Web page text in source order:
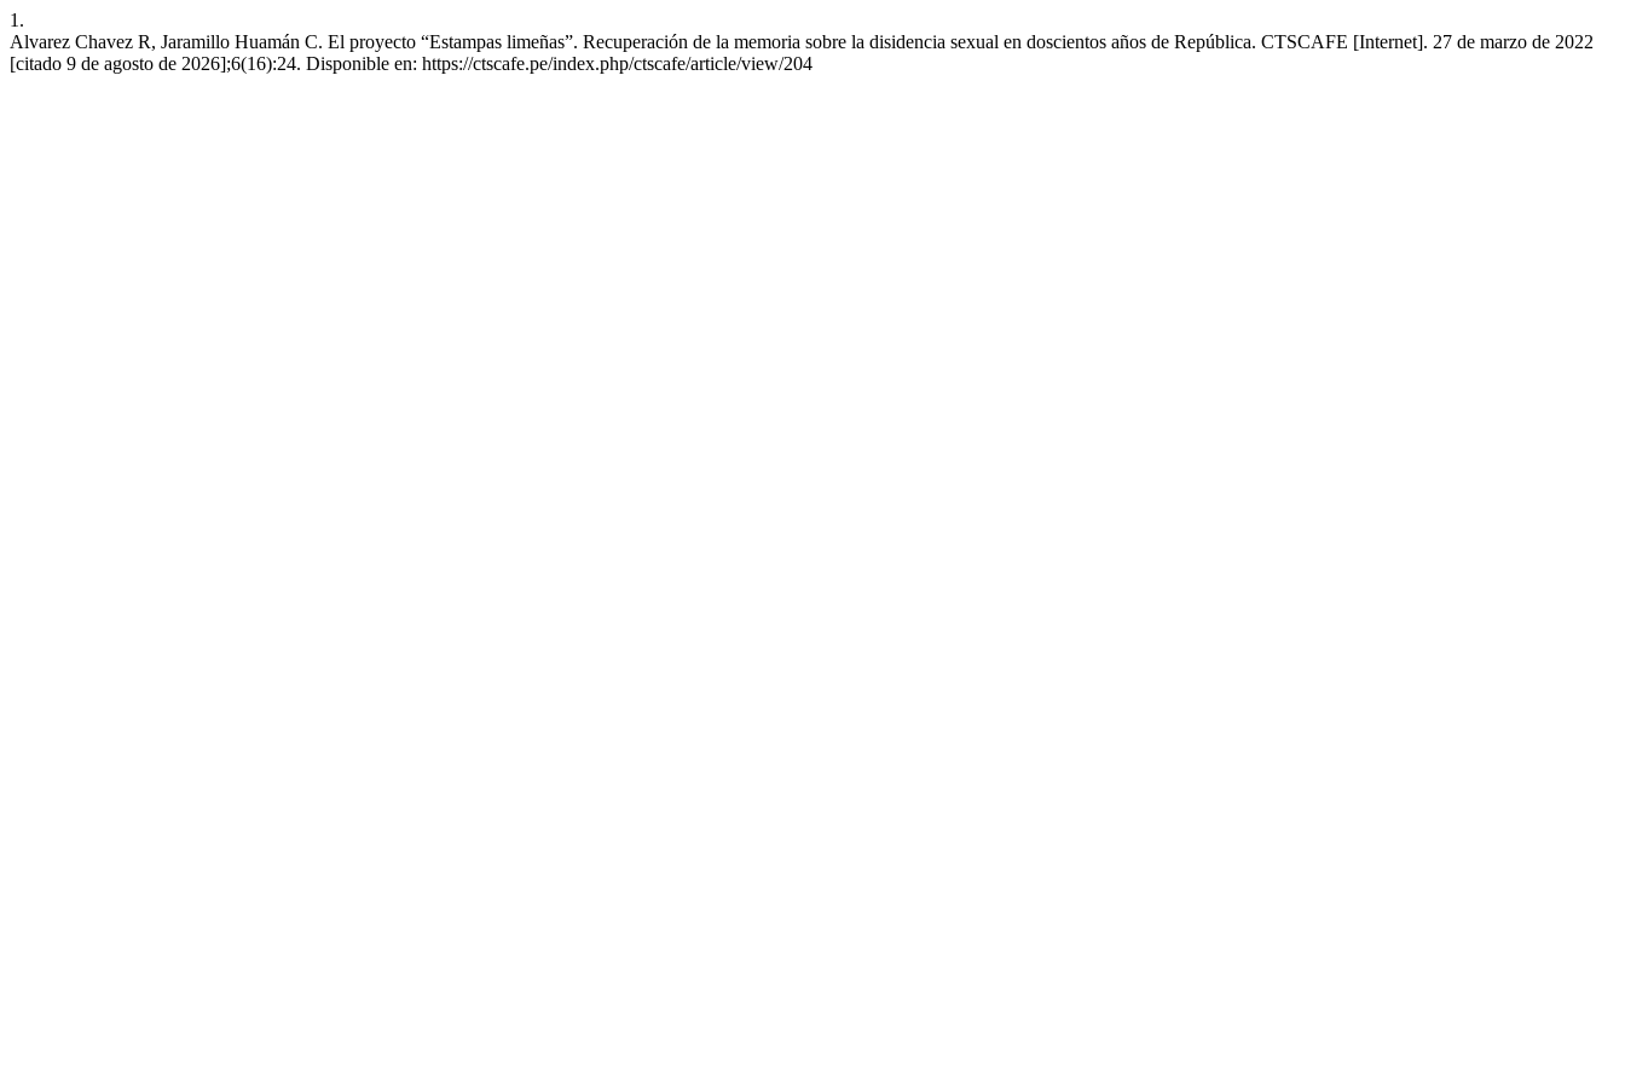
1.
Alvarez Chavez R, Jaramillo Huamán C. El proyecto “Estampas limeñas”. Recuperación de la memoria sobre la disidencia sexual en doscientos años de República. CTSCAFE [Internet]. 27 de marzo de 2022
[citado 9 de agosto de 2026];6(16):24. Disponible en: https://ctscafe.pe/index.php/ctscafe/article/view/204